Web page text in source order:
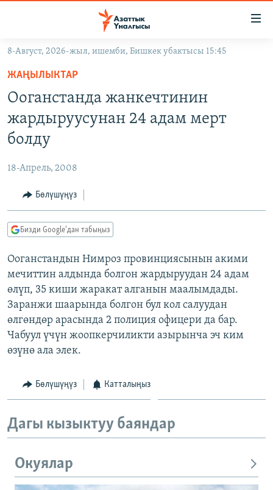
Навигацияга
өтүңүз
Издөөгө
салыңыз
МАДАНИЯТ
УКРАИНА
ТВ ПРОГРАММАЛАР
БҮГҮН АЗАТТЫКТА
ДАНИСТЕ
ЭЖЕ-СИҢДИЛЕР
АЗАТТЫК+
ЫҢГАЙСЫЗ СУРООЛОР
ПОДКАСТ
ОНЛАЙН ШЕРИНЕ
8-Август, 2026-жыл, ишемби, Бишкек убактысы 15:45
ЖАҢЫЛЫКТАР
Ооганстанда жанкечтинин
жардыруусунан 24 адам мерт
болду
18-Апрель, 2008
Бөлүшүңүз
Бизди Google'дан табыңыз
Ооганстандын Нимроз провинциясынын акими
мечиттин алдында болгон жардыруудан 24 адам
өлүп, 35 киши жаракат алганын маалымдады.
Заранжи шаарында болгон бул кол салуудан
өлгөндөр арасында 2 полиция офицери да бар.
Чабуул үчүн жоопкерчиликти азырынча эч ким
өзүнө ала элек.
Бөлүшүңүз Катталыңыз
Дагы кызыктуу баяндар
Окуялар